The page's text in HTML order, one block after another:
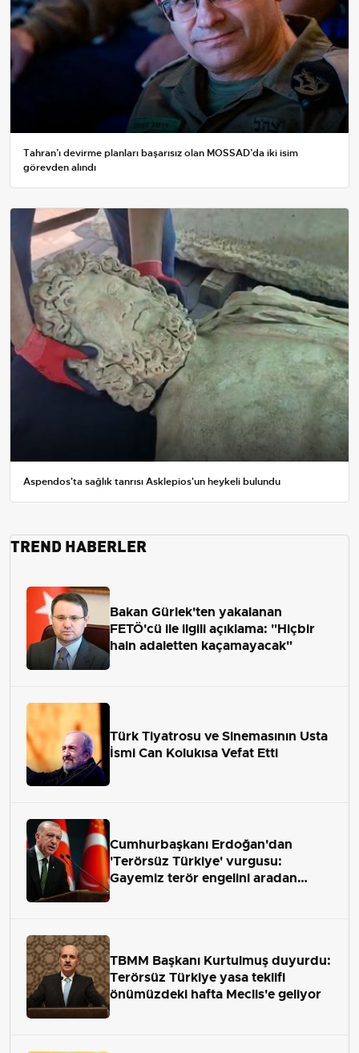
Tahran’ı devirme planları başarısız olan MOSSAD’da iki isim
görevden alındı
Aspendos'ta sağlık tanrısı Asklepios'un heykeli bulundu
TREND HABERLER
Bakan Gürlek'ten yakalanan
FETÖ'cü ile ilgili açıklama: "Hiçbir
hain adaletten kaçamayacak"
Türk Tiyatrosu ve Sinemasının Usta
İsmi Can Kolukısa Vefat Etti
Cumhurbaşkanı Erdoğan'dan
'Terörsüz Türkiye' vurgusu:
Gayemiz terör engelini aradan
TBMM Başkanı Kurtulmuş duyurdu:
Terörsüz Türkiye yasa teklifi
önümüzdeki hafta Meclis'e geliyor